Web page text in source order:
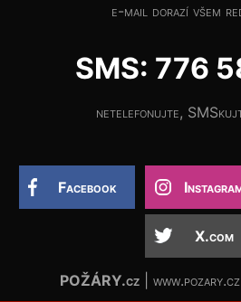
e-mail dorazí všem
SMS: 776
netelefonujte,
Facebook
X.com
POŽÁRY.cz|